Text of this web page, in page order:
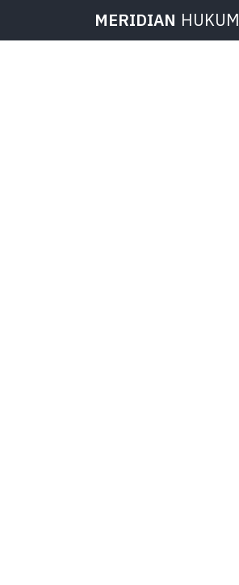
MERIDIAN HUKUM